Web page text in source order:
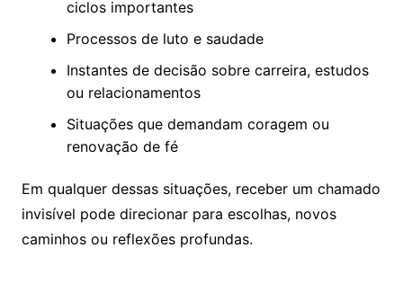
ciclos importantes
Processos de luto e saudade
Instantes de decisão sobre carreira, estudos
ou relacionamentos
Situações que demandam coragem ou
renovação de fé
Em qualquer dessas situações, receber um chamado
invisível pode direcionar para escolhas, novos
caminhos ou reflexões profundas.